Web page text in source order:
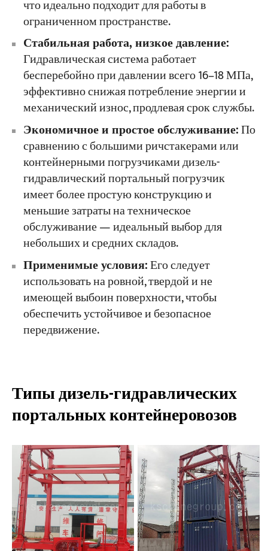
что идеально подходит для работы в
ограниченном пространстве.
Стабильная работа, низкое давление:
Гидравлическая система работает
бесперебойно при давлении всего 16–18 МПа,
эффективно снижая потребление энергии и
механический износ, продлевая срок службы.
Экономичное и простое обслуживание:По
сравнению с большими ричстакерами или
контейнерными погрузчиками дизель-
гидравлический портальный погрузчик
имеет более простую конструкцию и
меньшие затраты на техническое
обслуживание — идеальный выбор для
небольших и средних складов.
Применимые условия:Его следует
использовать на ровной, твердой и не
имеющей выбоин поверхности, чтобы
обеспечить устойчивое и безопасное
передвижение.
Типы дизель-гидравлических
портальных контейнеровозов